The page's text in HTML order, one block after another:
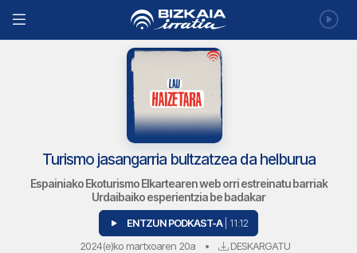
Turismo jasangarria bultzatzea da helburua
Espainiako Ekoturismo Elkartearen web orri estreinatu barriak
Urdaibaiko esperientzia be badakar
ENTZUN PODKAST-A | 11:12
2024(e)ko martxoaren 20a • DESKARGATU